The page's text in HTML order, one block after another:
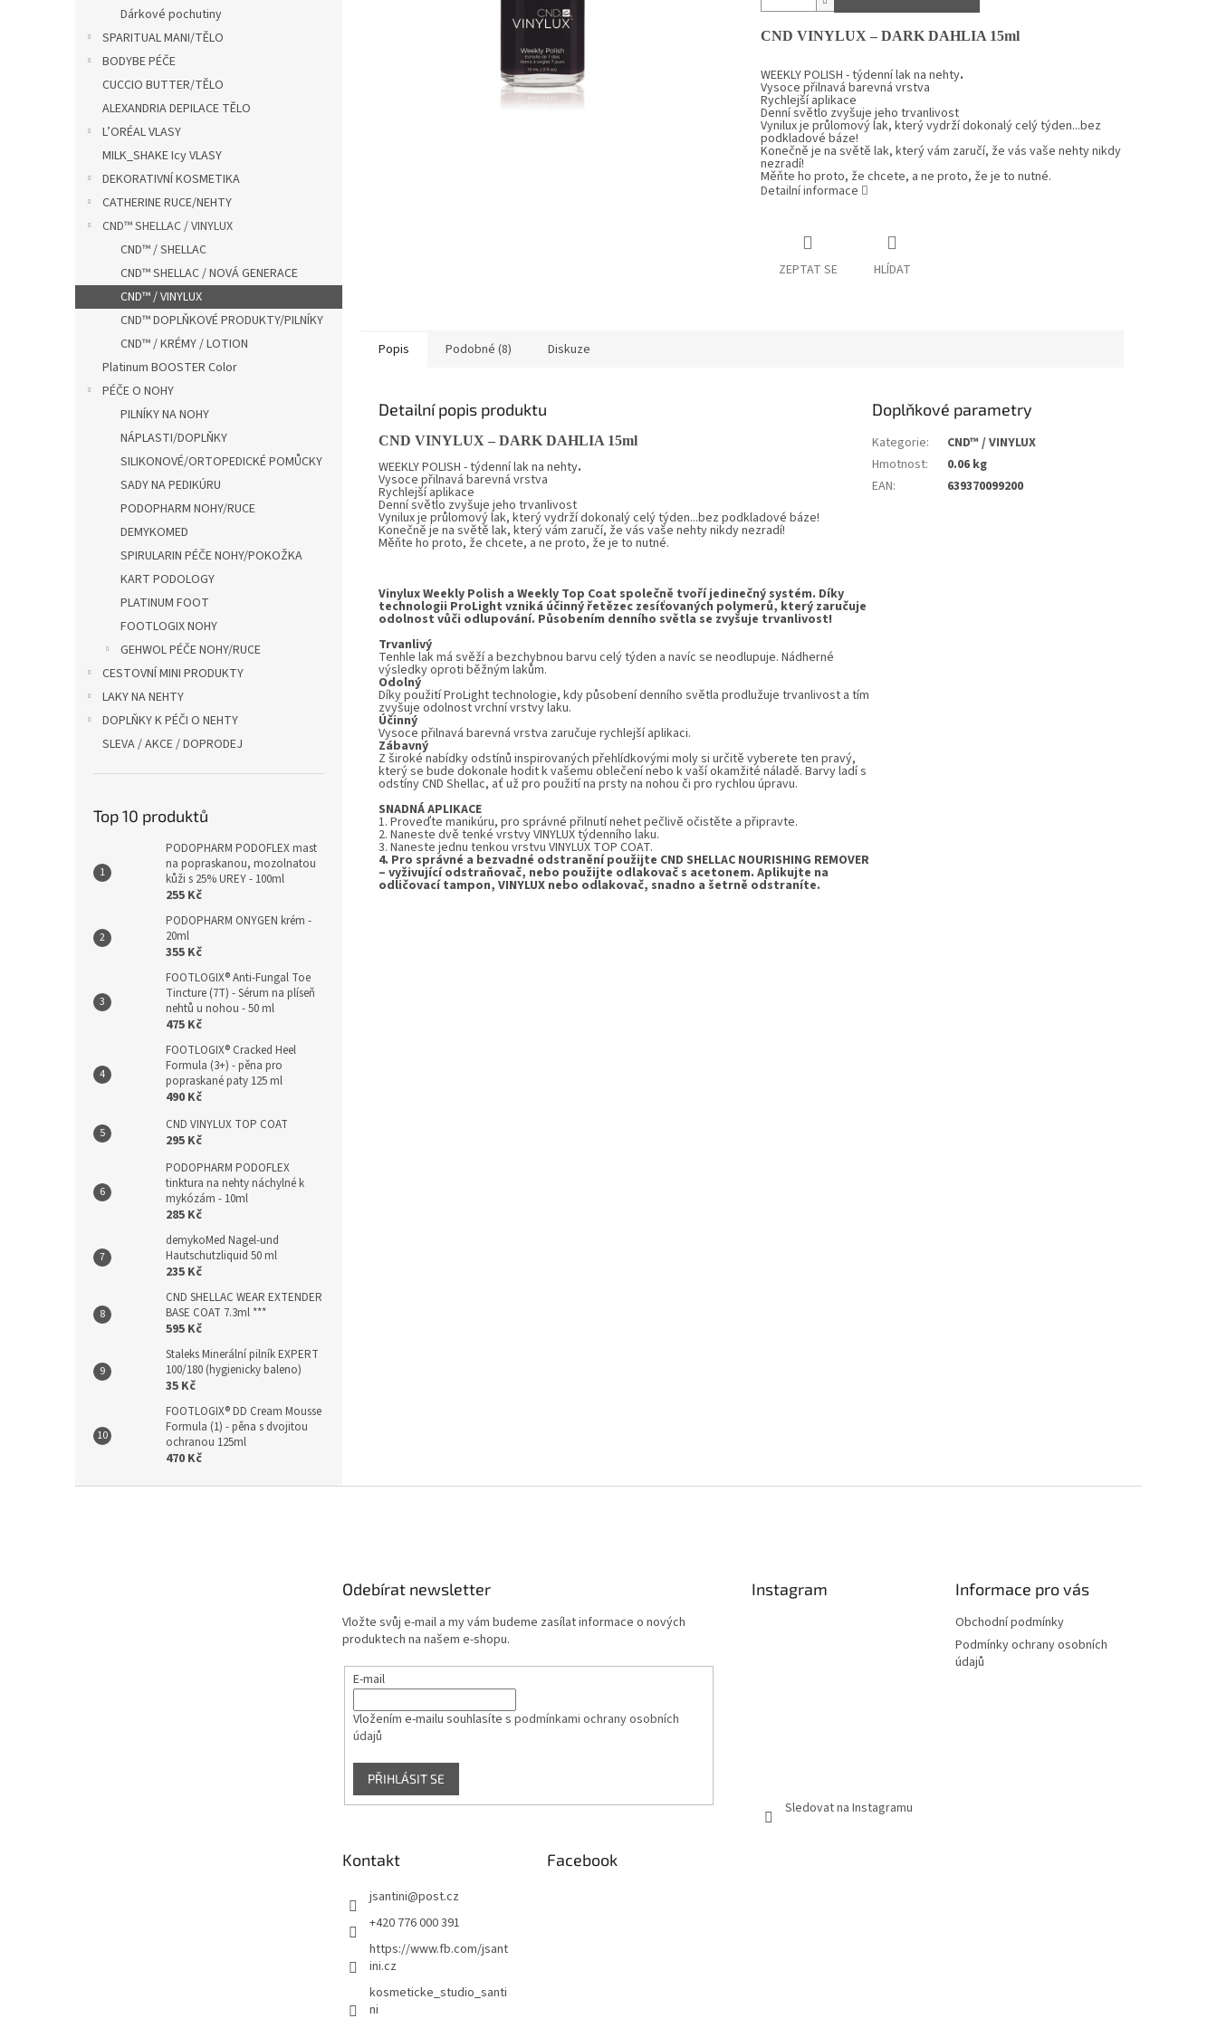
Dárkové pochutiny
SPARITUAL MANI/TĚLO
BODYBE PÉČE
CUCCIO BUTTER/TĚLO
ALEXANDRIA DEPILACE TĚLO
L’ORÉAL VLASY
MILK_SHAKE Icy VLASY
DEKORATIVNÍ KOSMETIKA
CATHERINE RUCE/NEHTY
CND™ SHELLAC / VINYLUX
CND™ / SHELLAC
CND™ SHELLAC / NOVÁ GENERACE
CND™ / VINYLUX
CND™ DOPLŇKOVÉ PRODUKTY/PILNÍKY
CND™ / KRÉMY / LOTION
Platinum BOOSTER Color
PÉČE O NOHY
PILNÍKY NA NOHY
NÁPLASTI/DOPLŇKY
SILIKONOVÉ/ORTOPEDICKÉ POMŮCKY
SADY NA PEDIKÚRU
PODOPHARM NOHY/RUCE
DEMYKOMED
SPIRULARIN PÉČE NOHY/POKOŽKA
KART PODOLOGY
PLATINUM FOOT
FOOTLOGIX NOHY
GEHWOL PÉČE NOHY/RUCE
CESTOVNÍ MINI PRODUKTY
LAKY NA NEHTY
DOPLŇKY K PÉČI O NEHTY
SLEVA / AKCE / DOPRODEJ
Top 10 produktů
PODOPHARM PODOFLEX mast
na popraskanou, mozolnatou
kůži s 25% UREY - 100ml
255 Kč
PODOPHARM ONYGEN krém -
20ml
355 Kč
FOOTLOGIX® Anti-Fungal Toe
Tincture (7T) - Sérum na plíseň
nehtů u nohou - 50 ml
475 Kč
FOOTLOGIX® Cracked Heel
Formula (3+) - pěna pro
popraskané paty 125 ml
490 Kč
CND VINYLUX TOP COAT
295 Kč
PODOPHARM PODOFLEX
tinktura na nehty náchylné k
mykózám - 10ml
285 Kč
demykoMed Nagel-und
Hautschutzliquid 50 ml
235 Kč
CND SHELLAC WEAR EXTENDER
BASE COAT 7.3ml ***
595 Kč
Staleks Minerální pilník EXPERT
100/180 (hygienicky baleno)
35 Kč
FOOTLOGIX® DD Cream Mousse
Formula (1) - pěna s dvojitou
ochranou 125ml
470 Kč
CND VINYLUX – DARK DAHLIA 15ml
WEEKLY POLISH - týdenní lak na nehty.
Vysoce přilnavá barevná vrstva
Rychlejší aplikace
Denní světlo zvyšuje jeho trvanlivost
Vyniluxje průlomový lak, který vydrží dokonalý celý týden...bez
podkladové báze!
Konečně je na světě lak, který vám zaručí, že vás vaše nehty nikdy
nezradí!
Měňte ho proto, že chcete, a ne proto, že je to nutné.
Detailní informace
ZEPTAT SE HLÍDAT
Popis Podobné (8) Diskuze
Detailní popis produktu
CND VINYLUX – DARK DAHLIA 15ml
WEEKLY POLISH - týdenní lak na nehty.
Vysoce přilnavá barevná vrstva
Rychlejší aplikace
Denní světlo zvyšuje jeho trvanlivost
Vyniluxje průlomový lak, který vydrží dokonalý celý týden...bez podkladové báze!
Konečně je na světě lak, který vám zaručí, že vás vaše nehty nikdy nezradí!
Měňte ho proto, že chcete, a ne proto, že je to nutné.
Vinylux Weekly Polish a Weekly Top Coat společně tvoří jedinečný systém. Díky
technologii ProLight vzniká účinný řetězec zesíťovaných polymerů, který zaručuje
odolnost vůči odlupování. Působením denního světla se zvyšuje trvanlivost!
Trvanlivý
Tenhle lak má svěží a bezchybnou barvu celý týden a navíc se neodlupuje. Nádherné
výsledky oproti běžným lakům.
Odolný
Díky použití ProLight technologie, kdy působení denního světla prodlužuje trvanlivost a tím
zvyšuje odolnost vrchní vrstvy laku.
Účinný
Vysoce přilnavá barevná vrstva zaručuje rychlejší aplikaci.
Zábavný
Z široké nabídky odstínů inspirovaných přehlídkovými moly si určitě vyberete ten pravý,
který se bude dokonale hodit k vašemu oblečení nebo k vaší okamžité náladě. Barvy ladí s
odstíny CND Shellac, ať už pro použití na prsty na nohou či pro rychlou úpravu.
SNADNÁ APLIKACE
1. Proveďte manikúru, pro správné přilnutí nehet pečlivě očistěte a připravte.
2. Naneste dvě tenké vrstvy VINYLUX týdenního laku.
3. Naneste jednu tenkou vrstvu VINYLUX TOP COAT.
4. Pro správné a bezvadné odstranění použijte CND SHELLAC NOURISHING REMOVER
– vyživující odstraňovač, nebo použijte odlakovač s acetonem. Aplikujte na
odličovací tampon, VINYLUX nebo odlakovač, snadno a šetrně odstraníte.
Doplňkové parametry
Kategorie:
CND™ / VINYLUX
Hmotnost:
0.06 kg
EAN: 639370099200
Odebírat newsletter
Vložte svůj e-mail a my vám budeme zasílat informace o nových
produktech na našem e-shopu.
E-mail
Vložením e-mailu souhlasíte s podmínkami ochrany osobních
údajů
PŘIHLÁSIT SE
Instagram
Sledovat na Instagramu
Informace pro vás
Obchodní podmínky
Podmínky ochrany osobních
údajů
Kontakt
jsantini@post.cz
+420 776 000 391
https://www.fb.com/jsant
ini.cz
kosmeticke_studio_santi
ni
Facebook